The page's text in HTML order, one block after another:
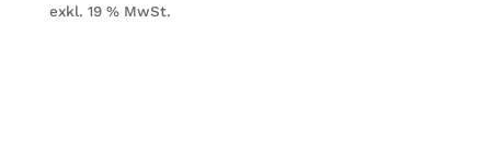
exkl. 19 % MwSt.